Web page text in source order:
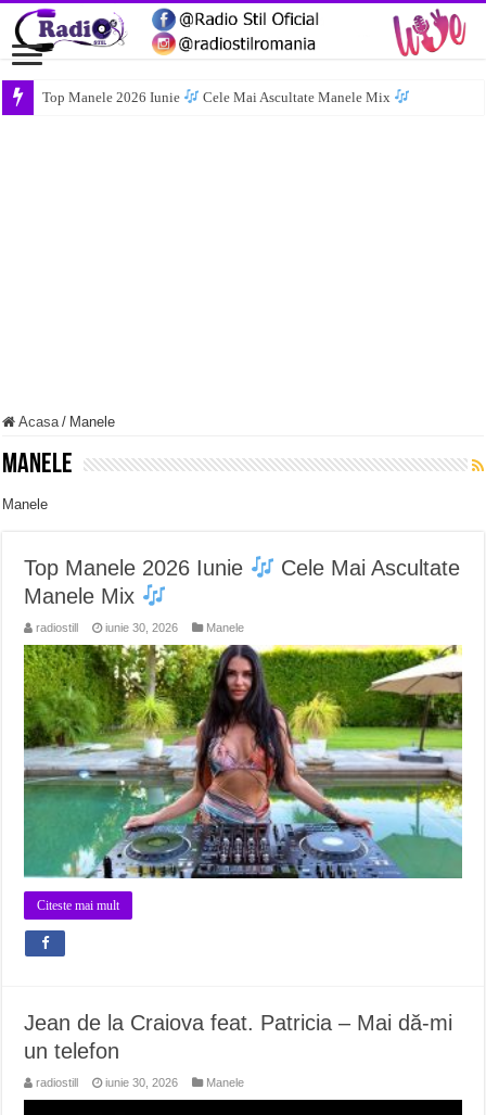
Top Manele 2026 Iunie Cele Mai Ascultate Manele Mix
Acasa / Manele
Manele
Manele
Top Manele 2026 Iunie
Cele Mai Ascultate
Manele Mix
radiostill iunie 30, 2026 Manele
Citeste mai mult
Jean de la Craiova feat. Patricia – Mai dă-mi
un telefon
radiostill iunie 30, 2026 Manele